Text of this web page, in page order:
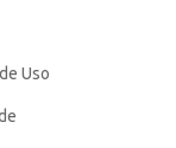
Uso